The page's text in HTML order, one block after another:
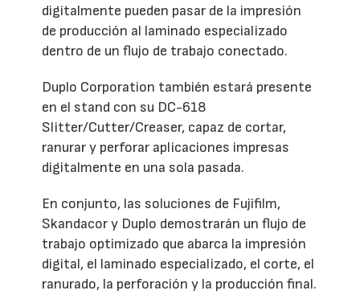
digitalmente pueden pasar de la impresión
de producción al laminado especializado
dentro de un flujo de trabajo conectado.
Duplo Corporation también estará presente
en el stand con su DC-618
Slitter/Cutter/Creaser, capaz de cortar,
ranurar y perforar aplicaciones impresas
digitalmente en una sola pasada.
En conjunto, las soluciones de Fujifilm,
Skandacor y Duplo demostrarán un flujo de
trabajo optimizado que abarca la impresión
digital, el laminado especializado, el corte, el
ranurado, la perforación y la producción final.